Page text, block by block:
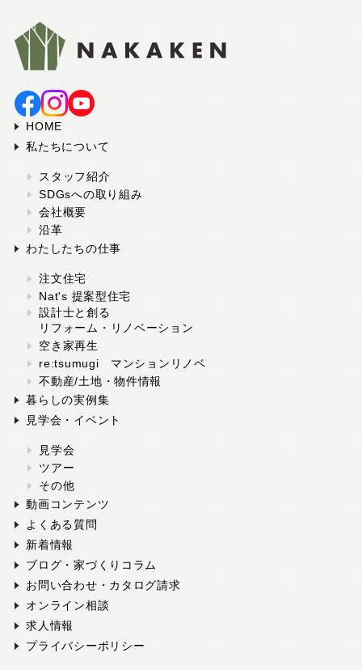
HOME
私たちについて
スタッフ紹介
SDGsへの取り組み
会社概要
沿革
わたしたちの仕事
注文住宅
Nat's 提案型住宅
設計士と創る
リフォーム・リノベーション
空き家再生
re:tsumugi マンションリノベ
不動産/土地・物件情報
暮らしの実例集
見学会・イベント
見学会
ツアー
その他
動画コンテンツ
よくある質問
新着情報
ブログ・家づくりコラム
お問い合わせ・カタログ請求
オンライン相談
求人情報
プライバシーポリシー